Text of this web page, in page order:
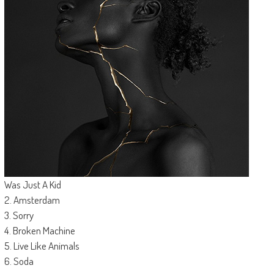
Was Just A Kid
2. Amsterdam
3. Sorry
4. Broken Machine
5. Live Like Animals
6. Soda